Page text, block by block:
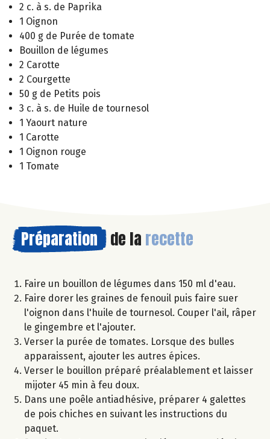
2 c. à s. de Paprika
1 Oignon
400 g de Purée de tomate
Bouillon de légumes
2 Carotte
2 Courgette
50 g de Petits pois
3 c. à s. de Huile de tournesol
1 Yaourt nature
1 Carotte
1 Oignon rouge
1 Tomate
Préparation de la recette
Faire un bouillon de légumes dans 150 ml d'eau.
Faire dorer les graines de fenouil puis faire suer
l'oignon dans l'huile de tournesol. Couper l'ail, râper
le gingembre et l'ajouter.
Verser la purée de tomates. Lorsque des bulles
apparaissent, ajouter les autres épices.
Verser le bouillon préparé préalablement et laisser
mijoter 45 min à feu doux.
Dans une poêle antiadhésive, préparer 4 galettes
de pois chiches en suivant les instructions du
paquet.